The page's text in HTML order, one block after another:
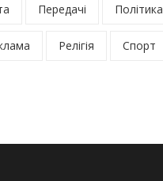
Передачі Політика
Релігія Спорт